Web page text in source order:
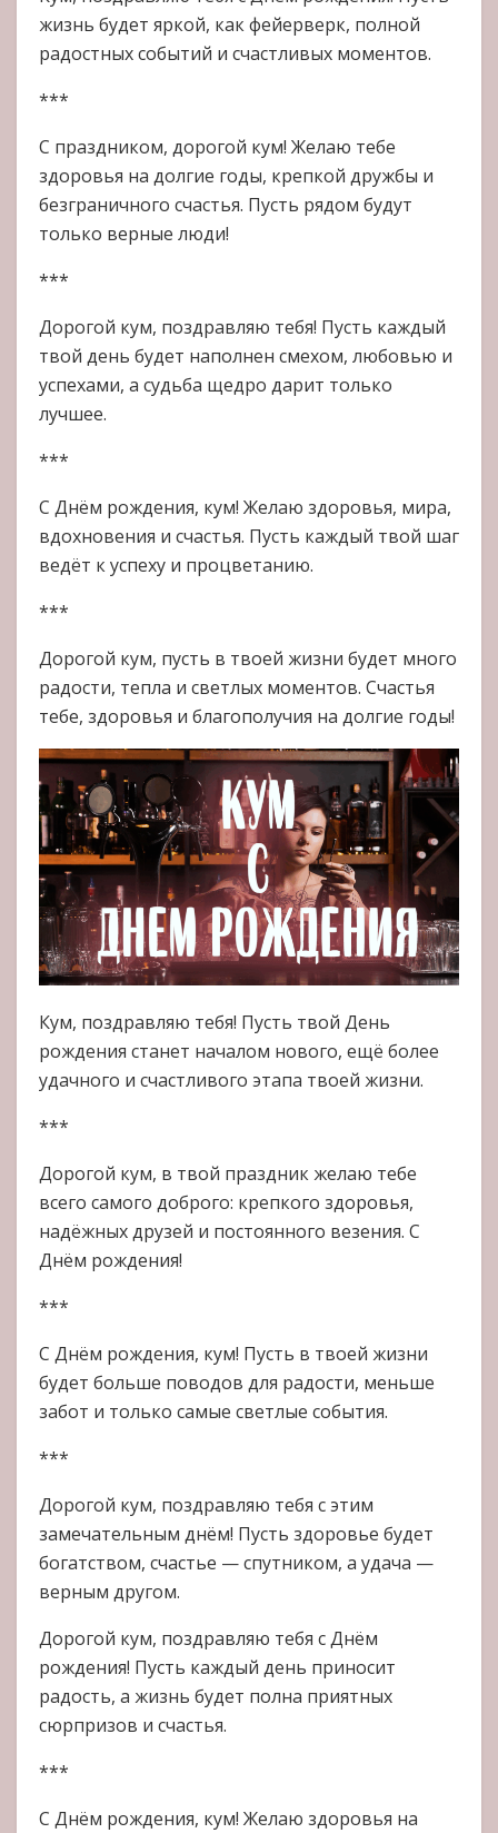
жизнь будет яркой, как фейерверк, полной
радостных событий и счастливых моментов.
***
С праздником, дорогой кум! Желаю тебе
здоровья на долгие годы, крепкой дружбы и
безграничного счастья. Пусть рядом будут
только верные люди!
***
Дорогой кум, поздравляю тебя! Пусть каждый
твой день будет наполнен смехом, любовью и
успехами, а судьба щедро дарит только
лучшее.
***
С Днём рождения, кум! Желаю здоровья, мира,
вдохновения и счастья. Пусть каждый твой шаг
ведёт к успеху и процветанию.
***
Дорогой кум, пусть в твоей жизни будет много
радости, тепла и светлых моментов. Счастья
тебе, здоровья и благополучия на долгие годы!
Кум, поздравляю тебя! Пусть твой День
рождения станет началом нового, ещё более
удачного и счастливого этапа твоей жизни.
***
Дорогой кум, в твой праздник желаю тебе
всего самого доброго: крепкого здоровья,
надёжных друзей и постоянного везения. С
Днём рождения!
***
С Днём рождения, кум! Пусть в твоей жизни
будет больше поводов для радости, меньше
забот и только самые светлые события.
***
Дорогой кум, поздравляю тебя с этим
замечательным днём! Пусть здоровье будет
богатством, счастье — спутником, а удача —
верным другом.
Дорогой кум, поздравляю тебя с Днём
рождения! Пусть каждый день приносит
радость, а жизнь будет полна приятных
сюрпризов и счастья.
***
С Днём рождения, кум! Желаю здоровья на